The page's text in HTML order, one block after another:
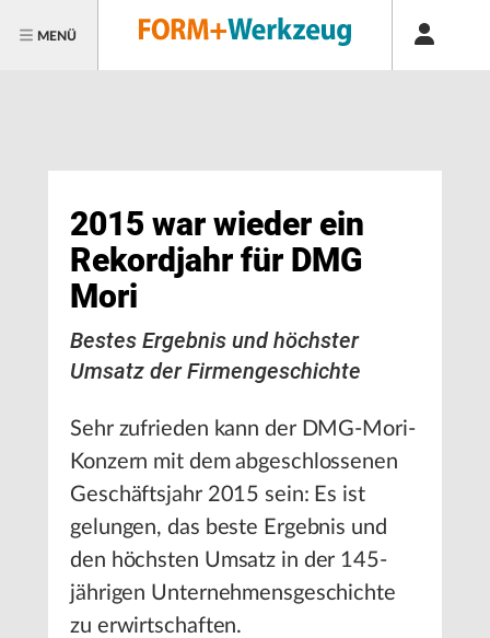
MENÜ
2015 war wieder ein
Rekordjahr für DMG
Mori
Bestes Ergebnis und höchster
Umsatz der Firmengeschichte
Sehr zufrieden kann der DMG-Mori-
Konzern mit dem abgeschlossenen
Geschäftsjahr 2015 sein: Es ist
gelungen, das beste Ergebnis und
den höchsten Umsatz in der 145-
jährigen Unternehmensgeschichte
zu erwirtschaften.